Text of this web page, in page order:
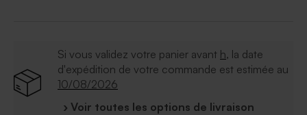
Si vous validez votre panier avant h, la date
d'expédition de votre commande est estimée au
10/08/2026
› Voir toutes les options de livraison